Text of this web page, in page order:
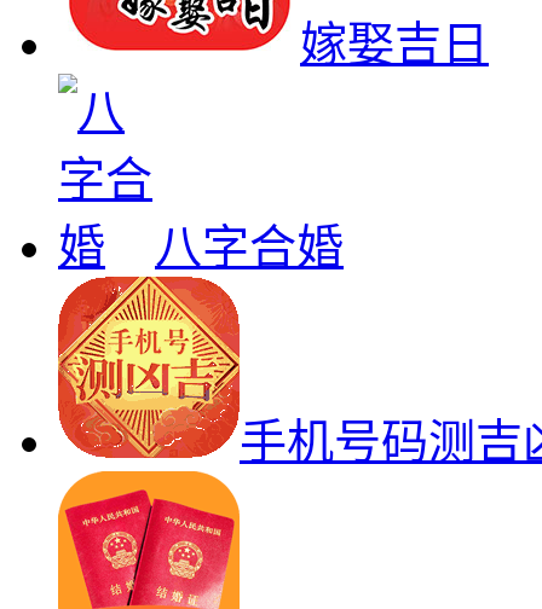
嫁娶吉日
八字合婚
手机号码测吉